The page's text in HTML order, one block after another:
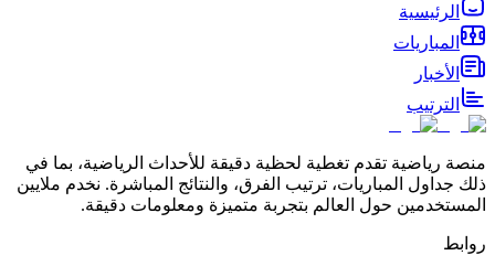
الرئيسية
المباريات
الأخبار
الترتيب
منصة رياضية تقدم تغطية لحظية دقيقة للأحداث الرياضية، بما في
ذلك جداول المباريات، ترتيب الفرق، والنتائج المباشرة. نخدم ملايين
المستخدمين حول العالم بتجربة متميزة ومعلومات دقيقة.
روابط